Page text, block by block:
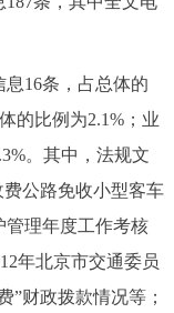
16条，占总体的
的比例为2.1%；业
。其中，法规文
公路免收小型客车
管理年度工作考核
年北京市交通委员
”财政拨款情况等；